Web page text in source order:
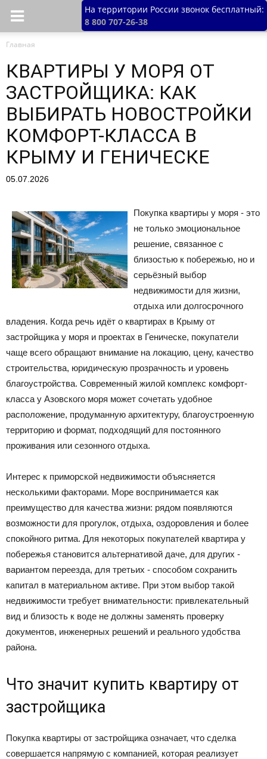
На территории России звонок бесплатный:
8 800 707-26-38
Главная
КВАРТИРЫ У МОРЯ ОТ
ЗАСТРОЙЩИКА: КАК
ВЫБИРАТЬ НОВОСТРОЙКИ
КОМФОРТ-КЛАССА В
КРЫМУ И ГЕНИЧЕСКЕ
05.07.2026
Покупка квартиры у моря - это
не только эмоциональное
решение, связанное с
близостью к побережью, но и
серьёзный выбор
недвижимости для жизни,
отдыха или долгосрочного
владения. Когда речь идёт о квартирах в Крыму от
застройщика у моря и проектах в Геническе, покупатели
чаще всего обращают внимание на локацию, цену, качество
строительства, юридическую прозрачность и уровень
благоустройства. Современный жилой комплекс комфорт-
класса у Азовского моря может сочетать удобное
расположение, продуманную архитектуру, благоустроенную
территорию и формат, подходящий для постоянного
проживания или сезонного отдыха.
Интерес к приморской недвижимости объясняется
несколькими факторами. Море воспринимается как
преимущество для качества жизни: рядом появляются
возможности для прогулок, отдыха, оздоровления и более
спокойного ритма. Для некоторых покупателей квартира у
побережья становится альтернативой даче, для других -
вариантом переезда, для третьих - способом сохранить
капитал в материальном активе. При этом выбор такой
недвижимости требует внимательности: привлекательный
вид и близость к воде не должны заменять проверку
документов, инженерных решений и реального удобства
района.
Что значит купить квартиру от
застройщика
Покупка квартиры от застройщика означает, что сделка
совершается напрямую с компанией, которая реализует